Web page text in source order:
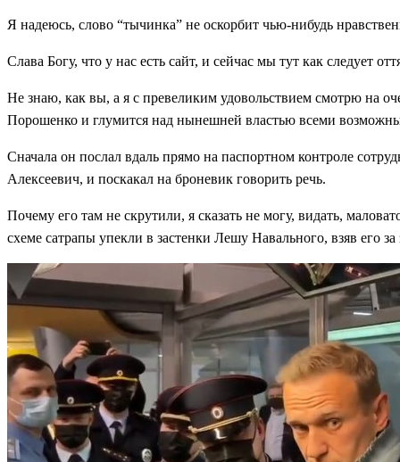
Я надеюсь, слово “тычинка” не оскорбит чью-нибудь
Слава Богу, что у нас есть сайт, и сейчас мы тут как следует
Не знаю, как вы, а я с превеликим удовольствием смотрю на
Порошенко и глумится над нынешней властью всеми
Сначала он послал вдаль прямо на паспортном контроле
Алексеевич, и поскакал на броневик говорить речь.
Почему его там не скрутили, я сказать не могу, видать,
схеме сатрапы упекли в застенки Лешу Навального, взяв его